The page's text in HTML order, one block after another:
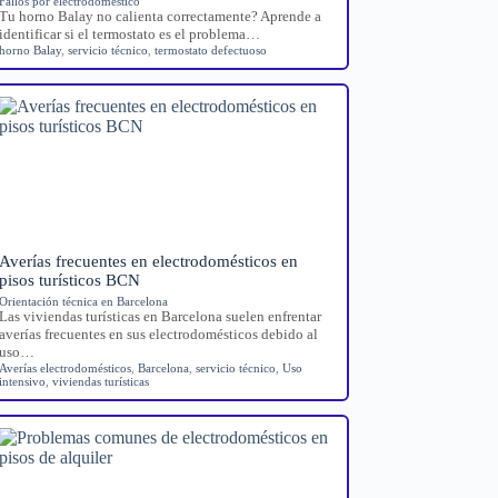
Tu horno Balay no calienta correctamente? Aprende a
identificar si el termostato es el problema…
horno Balay,servicio técnico ,termostato defectuoso
Averías frecuentes en electrodomésticos en
pisos turísticos BCN
Orientación técnica en Barcelona
Las viviendas turísticas en Barcelona suelen enfrentar
averías frecuentes en sus electrodomésticos debido al
uso…
Averías electrodomésticos ,Barcelona ,servicio técnico ,Uso
intensivo ,viviendas turísticas